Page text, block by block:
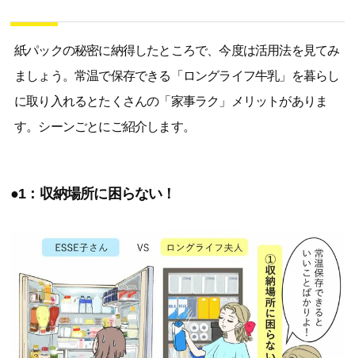
紙パックの秘密に納得したところで、今度は活用法を見てみ
ましょう。常温で保存できる「ロングライフ牛乳」を暮らし
に取り入れるとたくさんの「家事ラク」メリットがありま
す。シーンごとにご紹介します。
●1：収納場所に困らない！